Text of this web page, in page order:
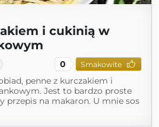
i cukinią w
0 Smakowite
penne z kurczakiem i
Jest to bardzo proste
przepis na makaron. U mnie sos